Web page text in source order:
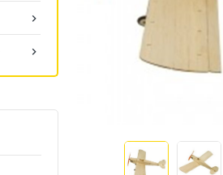

